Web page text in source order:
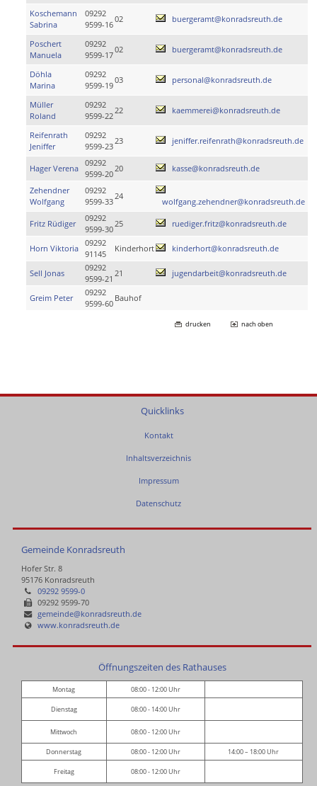
Koschemann
Sabrina
09292
9599-16
02 buergeramt@konradsreuth.de
Poschert
Manuela
09292
9599-17
02 buergeramt@konradsreuth.de
Döhla
Marina
09292
9599-19
03 personal@konradsreuth.de
Müller
Roland
09292
9599-22
22 kaemmerei@konradsreuth.de
Reifenrath
Jeniffer
09292
9599-23
23 jeniffer.reifenrath@konradsreuth.de
Hager Verena
09292
9599-20
20 kasse@konradsreuth.de
Zehendner
Wolfgang
09292
9599-33
24
wolfgang.zehendner@konradsreuth.de
Fritz Rüdiger
09292
9599-30
25 ruediger.fritz@konradsreuth.de
Horn Viktoria
09292
91145
Kinderhort kinderhort@konradsreuth.de
Sell Jonas
09292
9599-21
21 jugendarbeit@konradsreuth.de
Greim Peter
09292
9599-60
Bauhof
drucken nach oben
Quicklinks
Kontakt
Inhaltsverzeichnis
Impressum
Datenschutz
Gemeinde Konradsreuth
Hofer Str. 8
95176 Konradsreuth
09292 9599-0
09292 9599-70
gemeinde@konradsreuth.de
www.konradsreuth.de
Öffnungszeiten des Rathauses
Montag 08:00 - 12:00 Uhr
Dienstag 08:00 - 14:00 Uhr
Mittwoch 08:00 - 12:00 Uhr
Donnerstag 08:00 - 12:00 Uhr 14:00 – 18:00 Uhr
Freitag 08:00 - 12:00 Uhr